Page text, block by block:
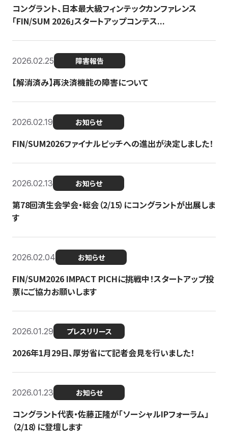
コングラント、日本最大級フィンテックカンファレンス
「FIN/SUM 2026」スタートアップコンテス...
2026.02.25 障害報告
【解消済み】再決済機能の障害について
2026.02.19 お知らせ
FIN/SUM2026ファイナルピッチへの進出が決定しました！
2026.02.13 お知らせ
第78回済生会学会・総会（2/15）にコングラントが出展しま
す
2026.02.04 お知らせ
FIN/SUM2026 IMPACT PICHに挑戦中！スタートアップ投
票にご協力お願いします
2026.01.29 プレスリリース
2026年1月29日、厚労省にて記者会見を行いました！
2026.01.23 お知らせ
コングラント代表・佐藤正隆が「ソーシャルIPフォーラム」
（2/18）に登壇します